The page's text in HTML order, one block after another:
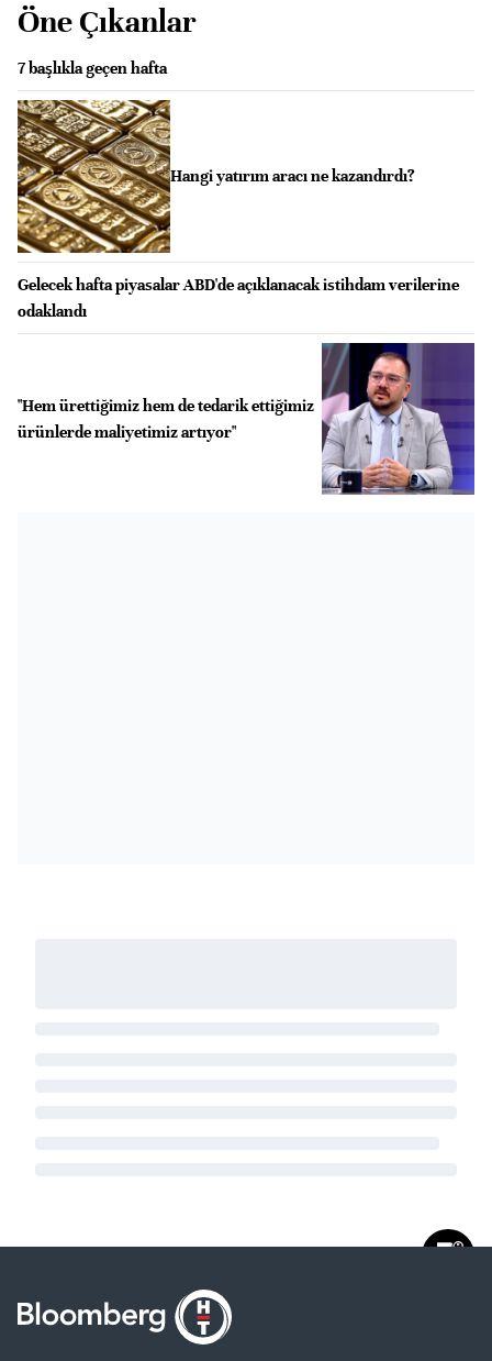
Öne Çıkanlar
7 başlıkla geçen hafta
Hangi yatırım aracı ne kazandırdı?
Gelecek hafta piyasalar ABD'de açıklanacak istihdam verilerine
odaklandı
"Hem ürettiğimiz hem de tedarik ettiğimiz
ürünlerde maliyetimiz artıyor"